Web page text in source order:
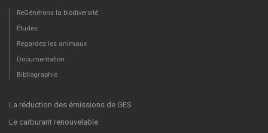
ReGénérons la biodiversité
Études
Regardez les animaux
Documentation
Bibliographie
La réduction des émissions de GES
Le carburant renouvelable